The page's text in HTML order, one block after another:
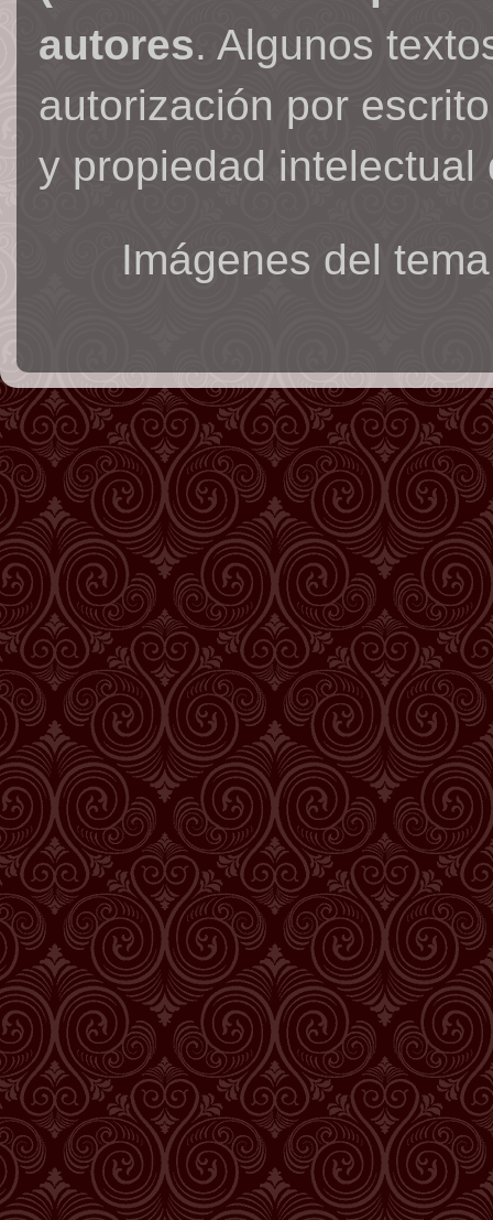
autores. Algunos
autorización por
y propiedad intelectual
Imágenes del